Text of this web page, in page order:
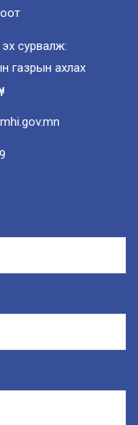
сурвалж:
газрын ахлах